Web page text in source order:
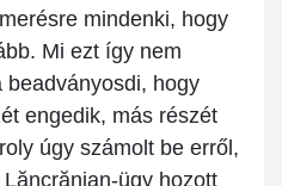
mindenki, hogy
Mi ezt így nem
hogy
engedik, más részét
úgy számolt be erről,
ügy hozott